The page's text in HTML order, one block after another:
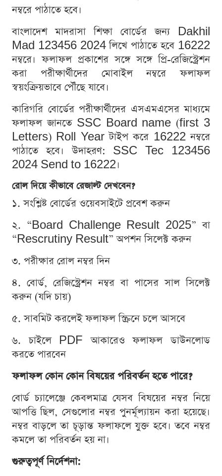
নম্বরে পাঠাতে হবে।
বাংলাদেশ মাদরাসা শিক্ষা বোর্ডের জন্য Dakhil
Mad 123456 2024 লিখে পাঠাতে হবে 16222
নম্বরে। ফলাফল প্রকাশের সঙ্গে সঙ্গে প্রি-রেজিস্ট্রেশন
করা পরীক্ষার্থীদের মোবাইল নম্বরে ফলাফল
স্বয়ংক্রিয়ভাবে পৌঁছে যাবে।
কারিগরি বোর্ডের পরীক্ষার্থীদের এসএমএসের মাধ্যমে
ফলাফল জানতে SSC Board name (first 3
Letters) Roll Year টাইপ করে 16222 নম্বরে
পাঠাতে হবে। উদাহরণ: SSC Tec 123456
2024 Send to 16222।
রোল দিয়ে কীভাবে রেজাল্ট দেখবেন?
১. সংশ্লিষ্ট বোর্ডের ওয়েবসাইটে প্রবেশ করুন
২. “Board Challenge Result 2025” বা
“Rescrutiny Result” অপশন সিলেক্ট করুন
৩. পরীক্ষার রোল নম্বর দিন
৪. বোর্ড, রেজিস্ট্রেশন নম্বর বা পাসের সাল সিলেক্ট
করুন (যদি চায়)
৫. সাবমিট করলেই ফলাফল স্ক্রিনে চলে আসবে
৬. চাইলে PDF আকারেও ফলাফল ডাউনলোড
করতে পারবেন
ফলাফল কোন কোন বিষয়ের পরিবর্তন হতে পারে?
বোর্ড চ্যালেঞ্জে কেবলমাত্র যেসব বিষয়ের নম্বর নিয়ে
আপত্তি ছিল, সেগুলোর নম্বর পুনর্মূল্যায়ন করা হয়েছে।
নম্বর বাড়লে তা চূড়ান্ত ফলাফলে যুক্ত হবে। তবে নম্বর
কমলে তা পরিবর্তন হয় না।
গুরুত্বপূর্ণ নির্দেশনা: